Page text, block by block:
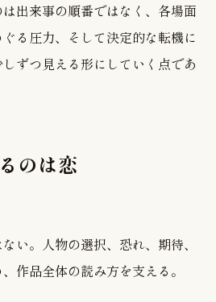
出来事の順番ではなく、各場面
る圧力、そして決定的な転機に
ずつ見える形にしていく点であ
のは恋
い。人物の選択、恐れ、期待、
作品全体の読み方を支える。